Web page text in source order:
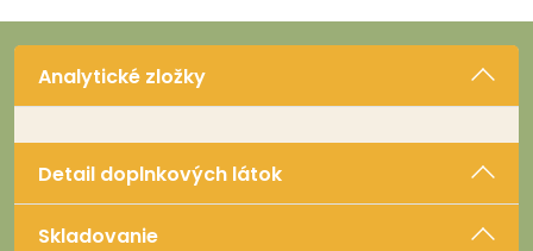
Analytické zložky
Detail doplnkových látok
Skladovanie